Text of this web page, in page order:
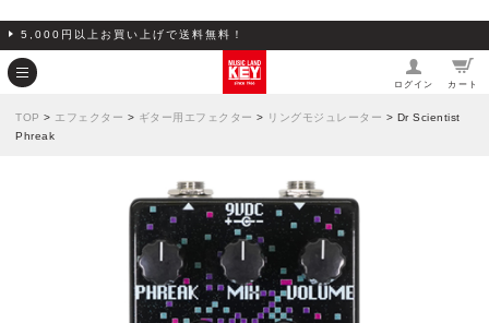
5,000円以上お買い上げで送料無料！
ログイン カート
TOP > エフェクター > ギター用エフェクター > リングモジュレーター > Dr Scientist
Phreak